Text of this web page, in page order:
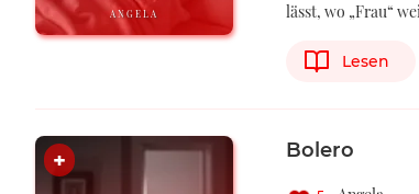
ANGELA
lässt, wo „Frau“
Lesen
Bolero